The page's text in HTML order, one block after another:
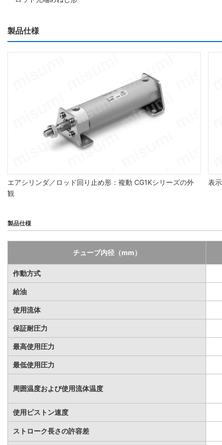
製品仕様
エアシリンダ／ロッド回り止め形：複動 CG1Kシリーズの外
観
表
製品仕様
チューブ内径（mm）
作動方式
給油
使用流体
保証耐圧力
最高使用圧力
最低使用圧力
周囲温度および使用流体温度
使用ピストン速度
ストローク長さの許容差